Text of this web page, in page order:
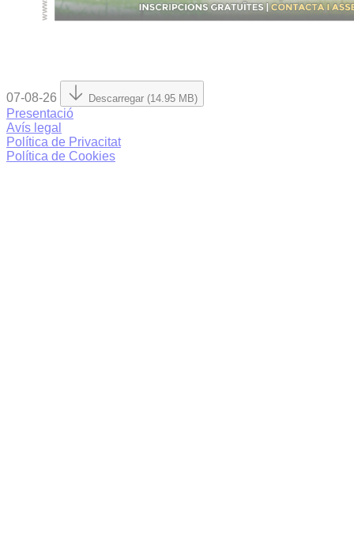
07-08-26 Descarregar (14.95 MB)
Presentació
Avís legal
Política de Privacitat
Política de Cookies